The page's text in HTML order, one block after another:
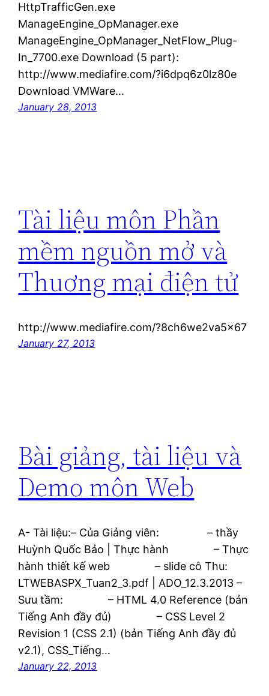
HttpTrafficGen.exe
ManageEngine_OpManager.exe
ManageEngine_OpManager_NetFlow_Plug-
In_7700.exe Download (5 part):
http://www.mediafire.com/?i6dpq6z0lz80e
Download VMWare…
January 28, 2013
Tài liệu môn Phần
mềm nguồn mở và
Thuơng mại điện tử
http://www.mediafire.com/?8ch6we2va5x67
January 27, 2013
Bài giảng, tài liệu và
Demo môn Web
A- Tài liệu:– Của Giảng viên: – thầy
Huỳnh Quốc Bảo | Thực hành – Thực
hành thiết kế web – slide cô Thu:
LTWEBASPX_Tuan2_3.pdf | ADO_12.3.2013 –
Sưu tầm: – HTML 4.0 Reference (bản
Tiếng Anh đầy đủ) – CSS Level 2
Revision 1 (CSS 2.1) (bản Tiếng Anh đầy đủ
v2.1), CSS_Tiếng…
January 22, 2013